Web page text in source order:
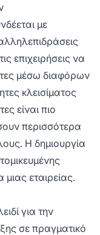
με
επιχειρήσεις να
μέσω διαφόρων
κλεισίματος
είναι πιο
περισσότερα
Η δημιουργία
μιας εταιρείας.
για την
σε πραγματικό